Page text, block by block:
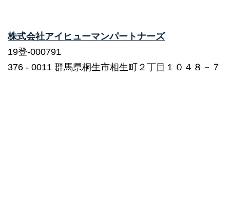
株式会社アイヒューマンパートナーズ
19登-000791
376 ‐ 0011 群馬県桐生市相生町２丁目１０４８－７